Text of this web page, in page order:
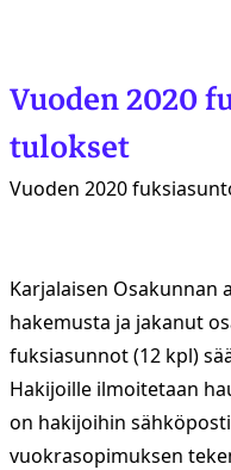
Vuoden 2020
tulokset
Vuoden 2020
Karjalaisen Osakunnan
hakemusta ja jakanut
fuksiasunnot (12 kpl)
Hakijoille ilmoitetaan
on hakijoihin
vuokrasopimuksen